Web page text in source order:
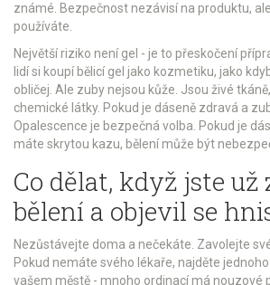
známé. Bezpečnost nezávisí na produktu,
používáte.
Největší riziko není gel - je to přeskočení
lidí si koupí bělicí gel jako kozmetiku, jako
obličej. Ale zuby nejsou kůže. Jsou živé
chemické látky. Pokud je dáseně zdravá a
Opalescence je bezpečná volba. Pokud je
máte skrytou kazu, bělení může být
Co dělat, když jste už
bělení a objevil se
Nezůstávejte doma a nečekáte. Zavolejte
Pokud nemáte svého lékaře, najděte
vašem městě - mnoho ordinací má nouzové